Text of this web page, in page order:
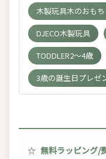
木製玩具木のおも
DJECO木製玩具
TODDLER2～4歳
3歳の誕生日プレゼ
☆ 無料ラッピング/